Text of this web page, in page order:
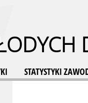
STATYSTYKI